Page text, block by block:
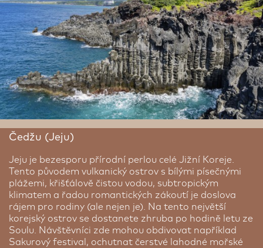
Čedžu (Jeju)
Jeju je bezesporu přírodní perlou celé Jižní Koreje.
Tento původem vulkanický ostrov s bílými písečnými
plážemi, křišťálově čistou vodou, subtropickým
klimatem a řadou romantických zákoutí je doslova
rájem pro rodiny (ale nejen je). Na tento největší
korejský ostrov se dostanete zhruba po hodině letu ze
Soulu. Návštěvníci zde mohou obdivovat například
Sakurový festival, ochutnat čerstvé lahodné mořské